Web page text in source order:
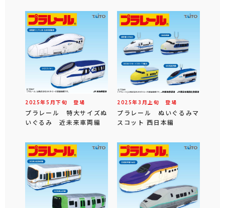
2025年5 月下旬 登場
プラレール 特大サイズぬ
いぐるみ 近未来車両編
2025年3 月 上旬 登場
プラレール ぬいぐるみマ
スコット 西日本編